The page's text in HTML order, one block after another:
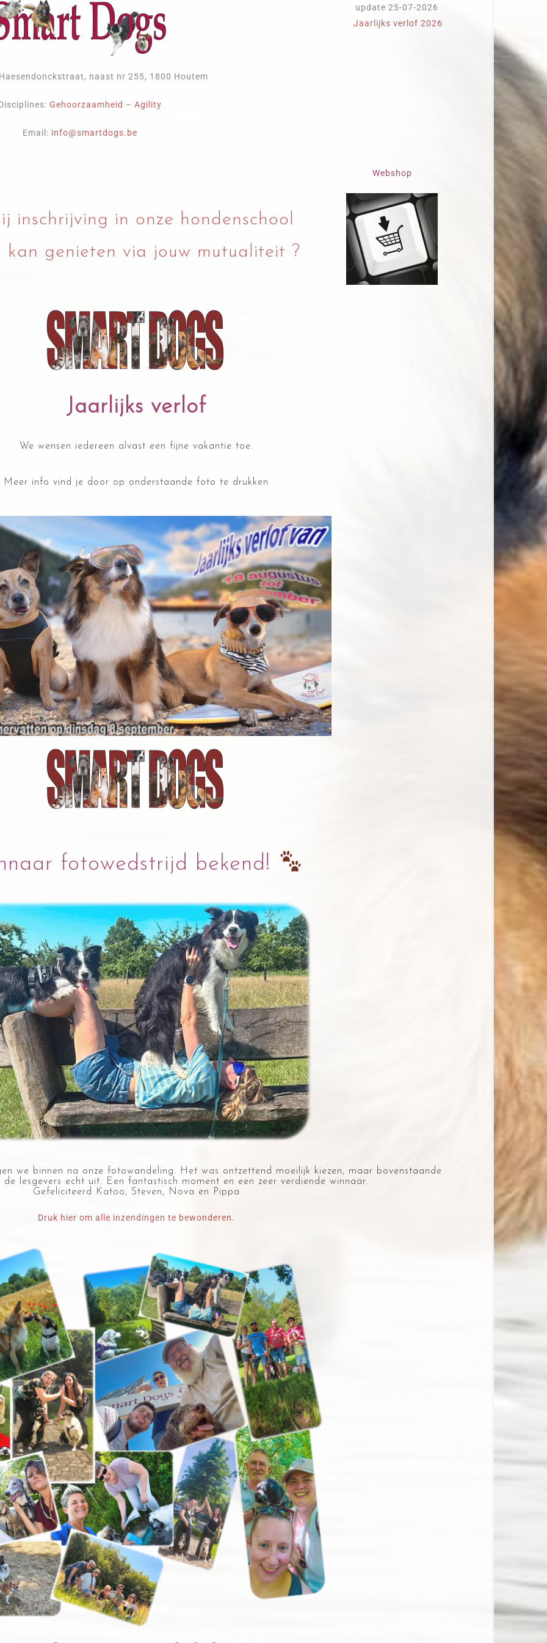
naast nr 255, 1800 Houtem
Gehoorzaamheid – Agility
Email: info@smartdogs.be
update 25-07-2026
Jaarlijks verlof 2026
inschrijving in onze hondenschool
genieten via jouw mutualiteit ?
Webshop
Jaarlijks verlof
We wensen iedereen alvast een fijne vakantie toe.
Meer info vind je door op onderstaande foto te drukken
fotowedstrijd bekend!
we binnen na onze fotowandeling. Het was ontzettend moeilijk kiezen, maar bovenstaande
lesgevers echt uit. Een fantastisch moment en een zeer verdiende winnaar.
Gefeliciteerd Katoo, Steven, Nova en Pippa
Druk hier om alle inzendingen te bewonderen.